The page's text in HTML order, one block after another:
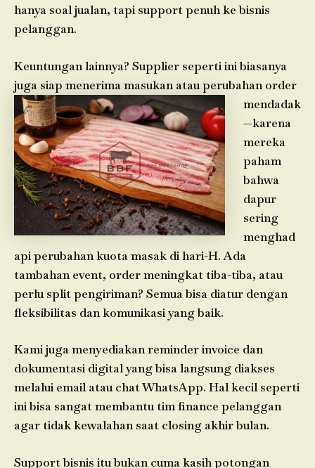
hanya soal jualan, tapi support penuh ke bisnis
pelanggan.
Keuntungan lainnya? Supplier seperti ini biasanya
juga siap menerimamasukan atau perubahan order
mendadak
—karena
mereka
paham
bahwa
dapur
sering
menghad
api perubahan kuota masak di hari-H. Ada
tambahan event, order meningkat tiba-tiba, atau
perlu split pengiriman? Semua bisa diatur dengan
fleksibilitas dan komunikasi yang baik.
Kami juga menyediakan reminder invoice dan
dokumentasi digital yang bisa langsung diakses
melalui email atau chat WhatsApp. Hal kecil seperti
ini bisa sangat membantu tim finance pelanggan
agar tidak kewalahan saat closing akhir bulan.
Support bisnis itu bukan cuma kasih potongan